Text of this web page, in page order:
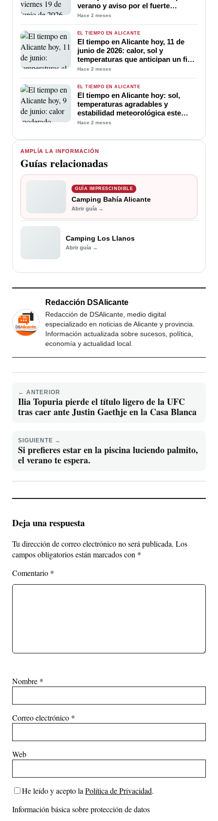
AMPLÍA LA INFORMACIÓN
Guías relacionadas
GUÍA IMPRESCINDIBLE
Camping Bahía Alicante
Abrir guía →
Camping Los Llanos
Abrir guía →
verano y aviso por el fuerte
ascenso de temperaturas
Hace 2 meses
EL TIEMPO EN ALICANTE
El tiempo en Alicante hoy, 11 de
junio de 2026: calor, sol y
temperaturas que anticipan un fin
de semana veraniego
Hace 2 meses
EL TIEMPO EN ALICANTE
El tiempo en Alicante hoy: sol,
temperaturas agradables y
estabilidad meteorológica este
martes 9 de junio
Hace 2 meses
Redacción DSAlicante
Redacción de DSAlicante, medio digital
especializado en noticias de Alicante y provincia.
Información actualizada sobre sucesos, política,
economía y actualidad local.
← ANTERIOR
Ilia Topuria pierde el título ligero de la UFC
tras caer ante Justin Gaethje en la Casa Blanca
SIGUIENTE →
Si prefieres estar en la piscina luciendo palmito,
el verano te espera.
Deja una respuesta
Tu dirección de correo electrónico no será publicada. Los
campos obligatorios están marcados con *
Comentario *
Nombre *
Correo electrónico *
Web
He leído y acepto la Política de Privacidad.
Información básica sobre protección de datos